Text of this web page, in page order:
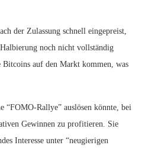
der Zulassung schnell eingepreist,
noch nicht vollständig
auf den Markt kommen, was
“FOMO-Rallye” auslösen könnte, bei
Gewinnen zu profitieren. Sie
Interesse unter “neugierigen